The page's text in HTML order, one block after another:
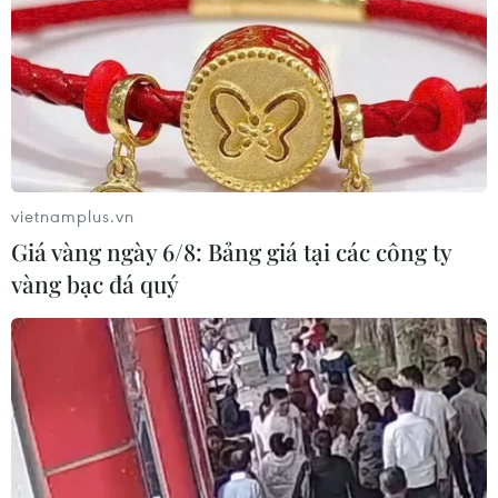
Pháp ghi nhận tháng 7 nóng nhất
trong lịch sử
04/08/2026 15:17
Nguy cơ vỡ đê bao sông Hậu, Cần
Thơ công bố tình huống khẩn cấp
04/08/2026 15:16
Áp thấp nhiệt đới không ảnh hưởng
đến vùng ven biển và đất liền Việt
Nam
04/08/2026 13:58
Hàn Quốc ban hành cảnh báo nắng
vietnamplus.vn
Giá vàng ngày 6/8: Bảng giá tại các công ty
vàng bạc đá quý